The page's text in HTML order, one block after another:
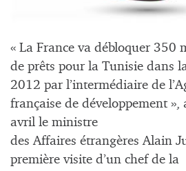
« La France va débloquer 350
de prêts pour la Tunisie dans
2012 par l’intermédiaire de
française de développement »,
avril le ministre
des Affaires étrangères Alain
première visite d’un chef de la